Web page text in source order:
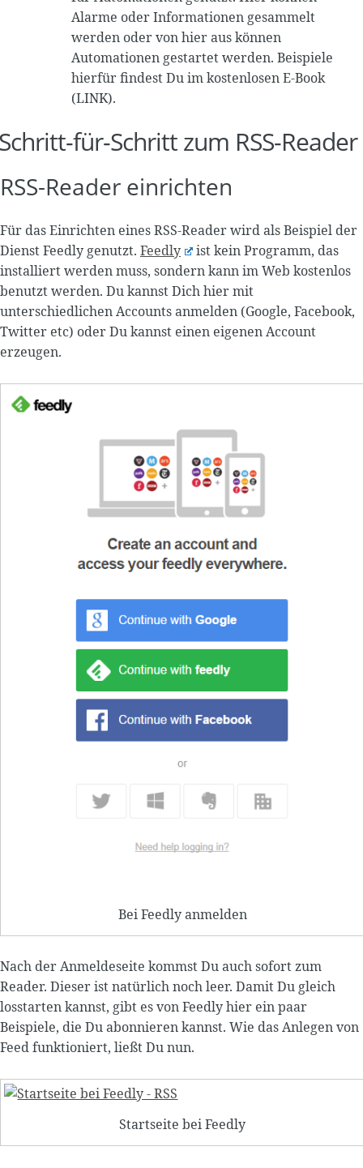
Alarme oder Informationen gesammelt
werden oder von hier aus können
Automationen gestartet werden. Beispiele
hierfür findest Du im kostenlosen E-Book
(LINK).
für-Schritt zum RSS-Reader
RSS-Reader einrichten
Für das Einrichten eines RSS-Reader wird als Beispiel der
Dienst Feedly genutzt. Feedly
ist kein Programm, das
installiert werden muss, sondern kann im Web kostenlos
benutzt werden. Du kannst Dich hier mit
unterschiedlichen Accounts anmelden (Google, Facebook,
Twitter etc) oder Du kannst einen eigenen Account
erzeugen.
Bei Feedly anmelden
Nach der Anmeldeseite kommst Du auch sofort zum
Reader. Dieser ist natürlich noch leer. Damit Du gleich
losstarten kannst, gibt es von Feedly hier ein paar
Beispiele, die Du abonnieren kannst. Wie das Anlegen von
Feed funktioniert, ließt Du nun.
Startseite bei Feedly